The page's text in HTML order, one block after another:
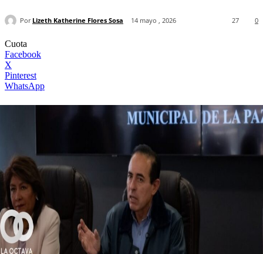
Por Lizeth Katherine Flores Sosa 14 mayo , 2026 0
27
Cuota
Facebook
X
Pinterest
WhatsApp